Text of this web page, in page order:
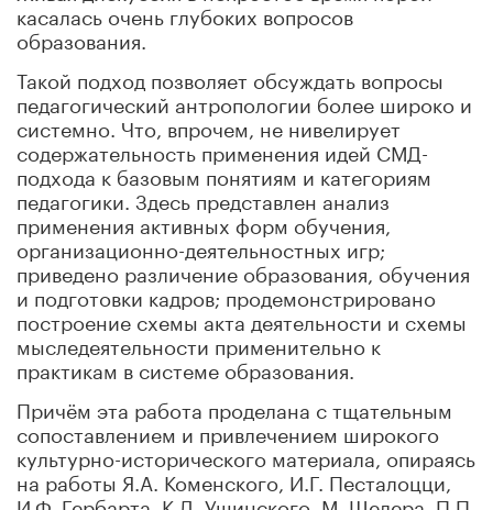
касалась очень глубоких вопросов
образования.
Такой подход позволяет обсуждать вопросы
педагогический антропологии более широко и
системно. Что, впрочем, не нивелирует
содержательность применения идей СМД-
подхода к базовым понятиям и категориям
педагогики. Здесь представлен анализ
применения активных форм обучения,
организационно-деятельностных игр;
приведено различение образования, обучения
и подготовки кадров; продемонстрировано
построение схемы акта деятельности и схемы
мыследеятельности применительно к
практикам в системе образования.
Причём эта работа проделана с тщательным
сопоставлением и привлечением широкого
культурно-исторического материала, опираясь
на работы Я.А. Коменского, И.Г. Песталоцци,